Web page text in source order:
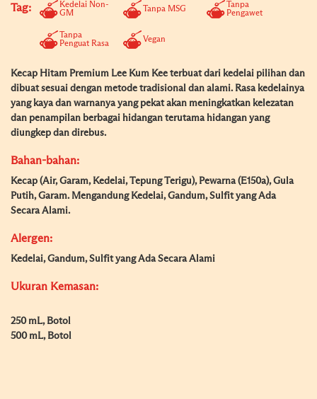
Tag:
Kedelai Non-
GM
Tanpa MSG
Tanpa
Pengawet
Tanpa
Penguat Rasa
Vegan
Kecap Hitam Premium Lee Kum Kee terbuat dari kedelai pilihan dan
dibuat sesuai dengan metode tradisional dan alami. Rasa kedelainya
yang kaya dan warnanya yang pekat akan meningkatkan kelezatan
dan penampilan berbagai hidangan terutama hidangan yang
diungkep dan direbus.
Bahan-bahan:
Kecap (Air, Garam, Kedelai, Tepung Terigu), Pewarna (E150a), Gula
Putih, Garam. Mengandung Kedelai, Gandum, Sulfit yang Ada
Secara Alami.
Alergen:
Kedelai, Gandum, Sulfit yang Ada Secara Alami
Ukuran Kemasan:
250 mL, Botol
500 mL, Botol